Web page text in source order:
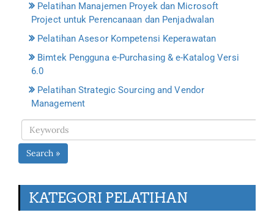
Pelatihan Manajemen Proyek dan Microsoft
Project untuk Perencanaan dan Penjadwalan
Pelatihan Asesor Kompetensi Keperawatan
Bimtek Pengguna e-Purchasing & e-Katalog Versi
6.0
Pelatihan Strategic Sourcing and Vendor
Management
Search »
KATEGORI PELATIHAN